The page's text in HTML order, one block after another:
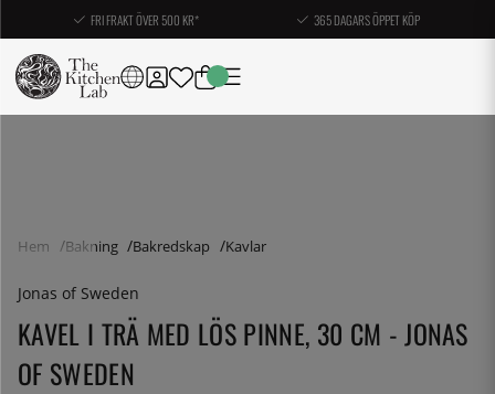
FRI FRAKT ÖVER 500 KR* 365 DAGARS ÖPPET KÖP
Hem Bakning Bakredskap Kavlar
Jonas of Sweden
KAVEL I TRÄ MED LÖS PINNE, 30 CM - JONAS
OF SWEDEN